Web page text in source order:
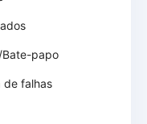
Bate-papo
de falhas